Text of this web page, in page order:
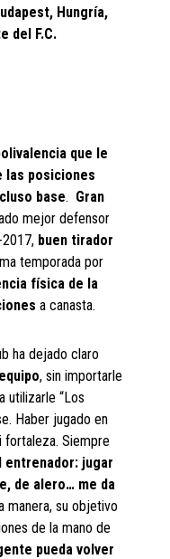
Hungría,
del F.C.
que le
las posiciones
base. Gran
mejor defensor
buen tirador
temporada por
física de la
a canasta.
ha dejado claro
, sin importarle
utilizarle “Los
Haber jugado en
fortaleza. Siempre
entrenador: jugar
de alero… me da
manera, su objetivo
de la mano de
pueda volver